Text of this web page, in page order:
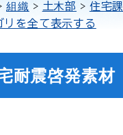
組織 土木部
住宅課
リを全て表示する
耐震啓発素材